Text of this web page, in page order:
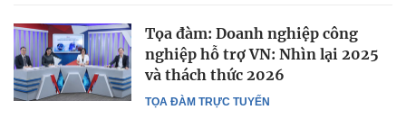
TỌA ĐÀM TRỰC TUYẾN
Tọa đàm: Doanh nghiệp công
nghiệp hỗ trợ VN: Nhìn lại 2025
và thách thức 2026